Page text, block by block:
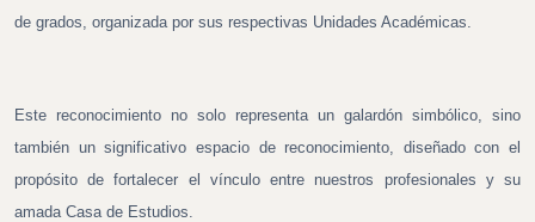
de grados, organizada por sus respectivas Unidades Académicas.
Este reconocimiento no solo representa un galardón simbólico, sino
también un significativo espacio de reconocimiento, diseñado con el
propósito de fortalecer el vínculo entre nuestros profesionales y su
amada Casa de Estudios.